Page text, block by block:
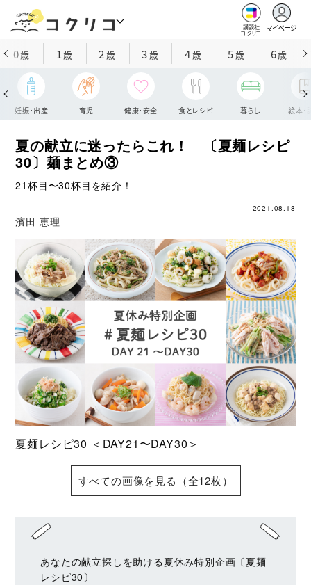
講談社
コクリコ
マイページ
0歳 1歳 2 歳 3歳 4歳 5歳 6歳
妊娠・出産 育児 健康・安全 食とレシピ 暮らし 絵本・
夏の献立に迷ったらこれ！ 〔夏麺レシピ
30〕麺まとめ③
21杯目〜30杯目を紹介！
2021.08.18
濱田 恵理
夏麺レシピ30 ＜DAY21〜DAY30＞
すべての画像を見る（全12枚）
あなたの献立探しを助ける夏休み特別企画〔夏麺
レシピ30〕